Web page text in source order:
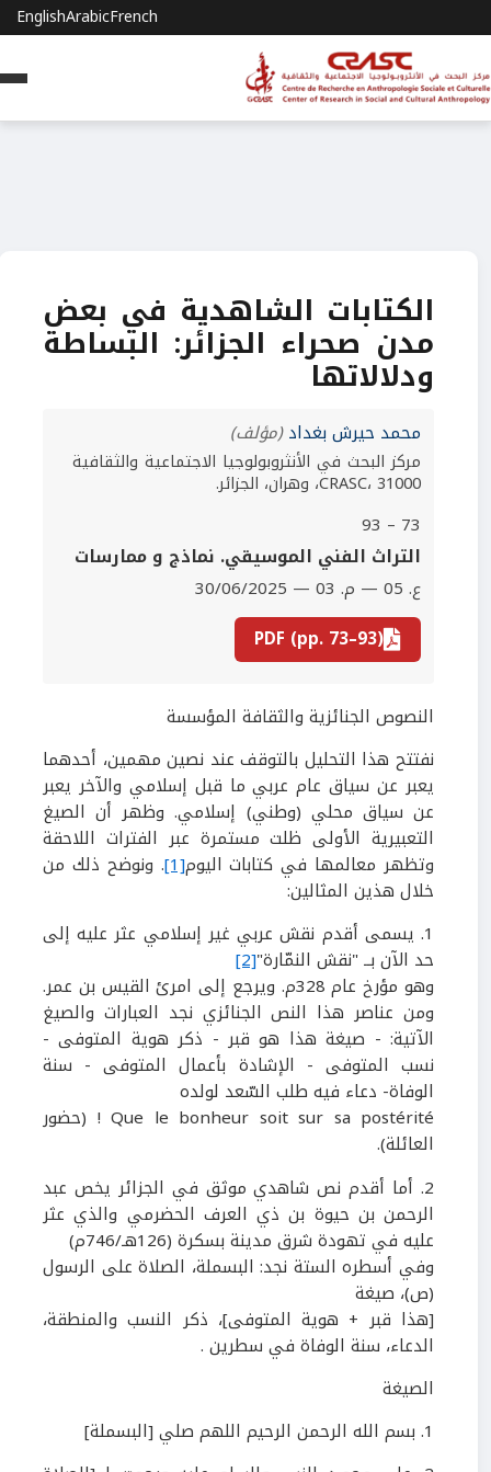
French
Arabic
English
الكتابات الشاهدية في بعض
مدن صحراء الجزائر: البساطة
ودلالاتها
محمد حيرش بغداد(مؤلف)
مركز البحث في الأنثروبولوجيا الاجتماعية والثقافية
CRASC، 31000، وهران، الجزائر.
73 – 93
‫التراث الفني الموسيقي. نماذج و ممارسات
ع. 05 — م. 03 — 30/06/2025
PDF (pp. 73–93)
النصوص الجنائزية والثقافة المؤسسة
نفتتح هذا التحليل بالتوقف عند نصين مهمين، أحدهما
يعبر عن سياق عام عربي ما قبل إسلامي والآخر يعبر
عن سياق محلي (وطني) إسلامي. وظهر أن الصيغ
التعبيرية الأولى ظلت مستمرة عبر الفترات اللاحقة
وتظهر معالمها في كتابات اليوم[1]. ونوضح ذلك من
خلال هذين المثالين:
1
.يسمى أقدم نقش عربي غير إسلامي عثر عليه إلى
حد الآن بــ "نقش النمّارة"[2]
وهو مؤرخ عام 328م. ويرجع إلى امرئ القيس بن عمر.
ومن عناصر هذا النص الجنائزي نجد العبارات والصيغ
الآتية: - صيغة هذا هو قبر - ذكر هوية المتوفى -
نسب المتوفى - الإشادة بأعمالالمتوفى - سنة
الوفاة- دعاء فيه طلب السّعد لولده
Que le bonheur soit sur sa postérité
!(حضور
العائلة).
2
. أما أقدم نص شاهديموثقفي الجزائر يخص عبد
الرحمن بن حيوة بن ذي العرف الحضرمي والذي عثر
عليه في تهودة شرق مدينة بسكرة (126هـ/746م)
وفي أسطره الستة نجد:البسملة، الصلاة على الرسول
(ص)، صيغة
[هذا قبر + هوية المتوفى]، ذكر النسب والمنطقة،
الدعاء، سنة الوفاة في سطرين .
الصيغة
1. بسم الله الرحمن الرحيم اللهم صلي[البسملة]